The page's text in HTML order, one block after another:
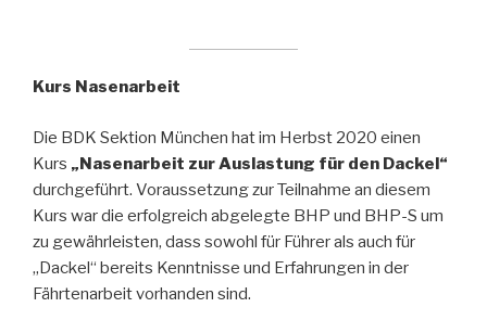
Kurs Nasenarbeit
Die BDK Sektion München hat im Herbst 2020 einen
Kurs „Nasenarbeit zur Auslastung für den Dackel“
durchgeführt. Voraussetzung zur Teilnahme an diesem
Kurs war die erfolgreich abgelegte BHP und BHP-S um
zu gewährleisten, dass sowohl für Führer als auch für
„Dackel“ bereits Kenntnisse und Erfahrungen in der
Fährtenarbeit vorhanden sind.